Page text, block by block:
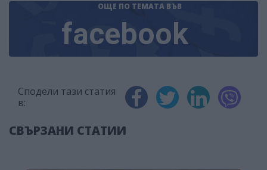
ОЩЕ ПО ТЕМАТА ВЪВ
facebook
Сподели тази статия
в:
СВЪРЗАНИ СТАТИИ